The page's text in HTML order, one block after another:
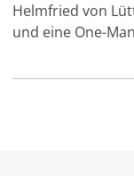
Helmfried von
und eine One-